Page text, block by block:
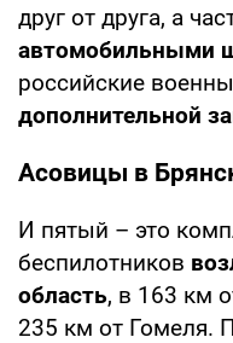
друг от друга, а
автомобильными
российские
дополнительной
Асовицы в
И пятый – это
беспилотников
область, в 163 км
235 км от Гомеля.